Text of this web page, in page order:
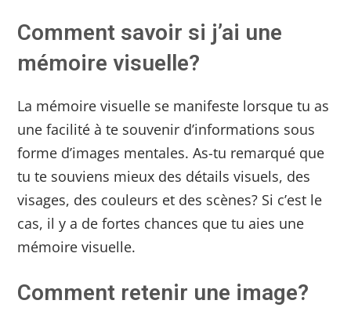
Comment savoir si j’ai une
mémoire visuelle?
La mémoire visuelle se manifeste lorsque tu as
une facilité à te souvenir d’informations sous
forme d’images mentales. As-tu remarqué que
tu te souviens mieux des détails visuels, des
visages, des couleurs et des scènes? Si c’est le
cas, il y a de fortes chances que tu aies une
mémoire visuelle.
Comment retenir une image?